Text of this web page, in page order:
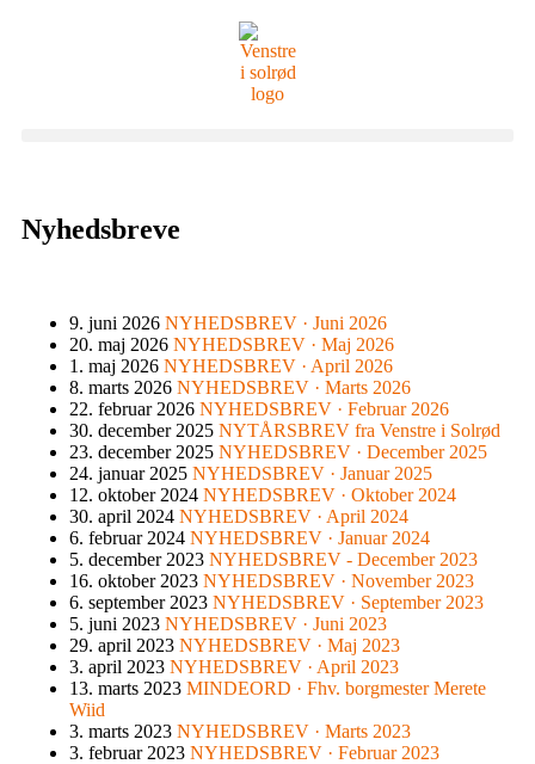
Nyhedsbreve
9. juni 2026 NYHEDSBREV · Juni 2026
20. maj 2026 NYHEDSBREV · Maj 2026
1. maj 2026 NYHEDSBREV · April 2026
8. marts 2026 NYHEDSBREV · Marts 2026
22. februar 2026 NYHEDSBREV · Februar 2026
30. december 2025 NYTÅRSBREV fra Venstre i Solrød
23. december 2025 NYHEDSBREV · December 2025
24. januar 2025 NYHEDSBREV · Januar 2025
12. oktober 2024 NYHEDSBREV · Oktober 2024
30. april 2024 NYHEDSBREV · April 2024
6. februar 2024 NYHEDSBREV · Januar 2024
5. december 2023 NYHEDSBREV - December 2023
16. oktober 2023 NYHEDSBREV · November 2023
6. september 2023 NYHEDSBREV · September 2023
5. juni 2023 NYHEDSBREV · Juni 2023
29. april 2023 NYHEDSBREV · Maj 2023
3. april 2023 NYHEDSBREV · April 2023
13. marts 2023 MINDEORD · Fhv. borgmester Merete
Wiid
3. marts 2023 NYHEDSBREV · Marts 2023
3. februar 2023 NYHEDSBREV · Februar 2023